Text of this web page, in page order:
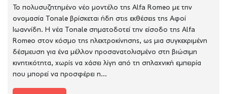
Το πολυσυζητημένο νέο μοντέλο της Alfa Romeo με την
ονομασία Tonale βρίσκεται ήδη στις εκθέσεις της Αφοί
Ιωαννίδη. Η νέα Tonale σηματοδοτεί την είσοδο της Alfa
Romeo στον κόσμο της ηλεκτροκίνησης, ως μια συγκεκριμένη
δέσμευση για ένα μέλλον προσανατολισμένο στη βιώσιμη
κινητικότητα, χωρίς να χάσει λίγη από τη σπλαχνική εμπειρία
που μπορεί να προσφέρει η...